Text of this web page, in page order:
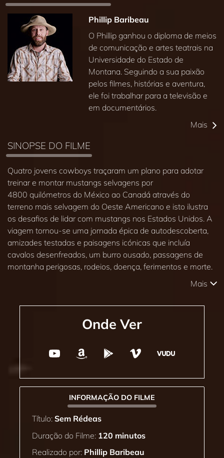
Phillip Baribeau
O Phillip ganhou o diploma de meios
de comunicação e artes teatrais na
Universidade do Estado de
Montana. Seguindo a sua paixão
pelos filmes, histórias e aventura,
ele foi trabalhar para a televisão e
em documentários.
Mais
SINOPSE DO FILME
Quatro jovens cowboys traçaram um plano para adotar
treinar e montar mustangs selvagens por
4800 quilómetros do México ao Canadá através do
terreno mais selvagem do Oeste Americano e isto ilustra
os desafios de lidar com mustangs nos Estados Unidos. A
viagem tornou‑se uma jornada épica de autodescoberta,
amizades testadas e paisagens icónicas que incluía
cavalos desenfreados, um burro ousado, passagens de
montanha perigosas, rodeios, doença, ferimentos e morte.
Mais
Onde Ver
INFORMAÇÃO DO FILME
Título: Sem Rédeas
Duração do Filme: 120 minutos
Realizado por: Phillip Baribeau